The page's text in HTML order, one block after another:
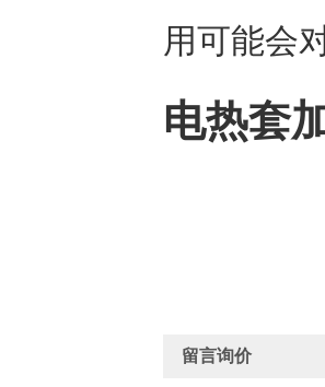
用可能会
电热套
留言询价